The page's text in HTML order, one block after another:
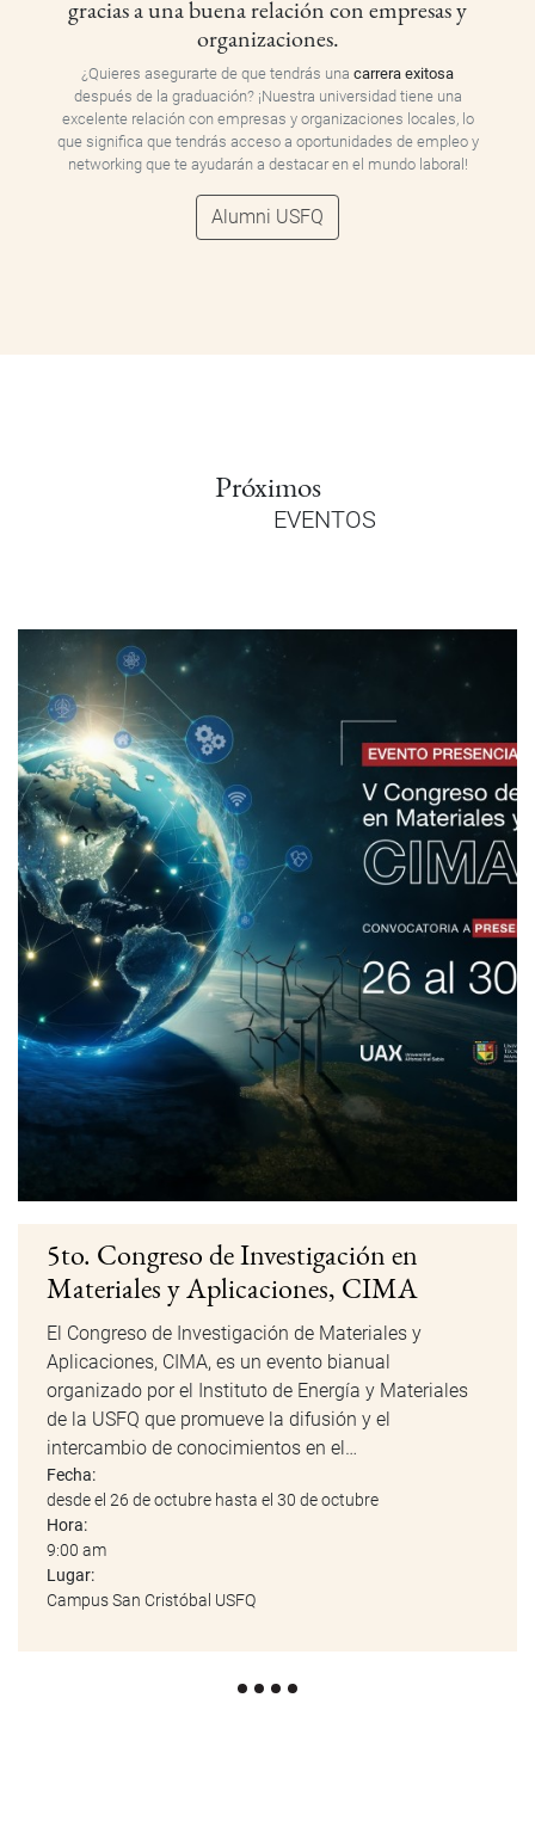
gracias a una buena relación con empresas y
organizaciones.
¿Quieres asegurarte de que tendrás una carrera exitosa
después de la graduación? ¡Nuestra universidad tiene una
excelente relación con empresas y organizaciones locales, lo
que significa que tendrás acceso a oportunidades de empleo y
networking que te ayudarán a destacar en el mundo laboral!
Alumni USFQ
Próximos
EVENTOS
5to. Congreso de Investigación en
Materiales y Aplicaciones, CIMA
El Congreso de Investigación de Materiales y
Aplicaciones, CIMA, es un evento bianual
organizado por el Instituto de Energía y Materiales
de la USFQ que promueve la difusión y el
intercambio de conocimientos en el…
Fecha:
desde el 26 de octubre hasta el 30 de octubre
Hora:
9:00 am
Lugar:
Campus San Cristóbal USFQ